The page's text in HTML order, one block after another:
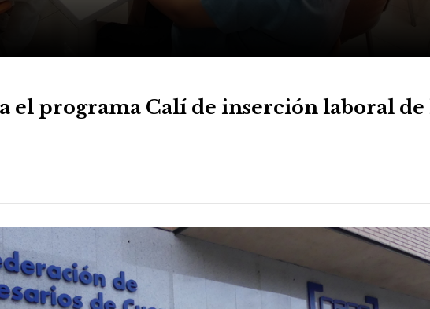
el programa Calí de inserción laboral de